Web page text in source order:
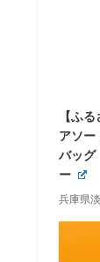
【ふ
アソ
バッ
ー
兵庫県